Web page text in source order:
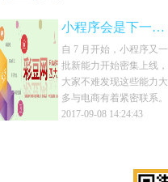
接近的 GM 版。但从苹
11 整整更新了 10 个版
本，终于在今天凌晨 1 点
开始了正式版的推送。
小程序会是下一个电商蓝海吗？
自 7 月开始，小程序又一
批新能力开始密集上线，
大家不难发现这些能力大
多与电商有着紧密联系。
特别是社交立减金等内测
2017-09-08 14:24:43